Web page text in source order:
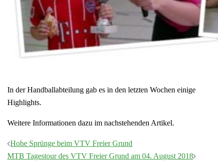
In der Handballabteilung gab es in den letzten Wochen einige
Highlights.
Weitere Informationen dazu im nachstehenden Artikel.
Beitragsnavigation
Hohe Sprünge beim VTV Freier Grund
MTB Tagestour des VTV Freier Grund am 04. August 2018